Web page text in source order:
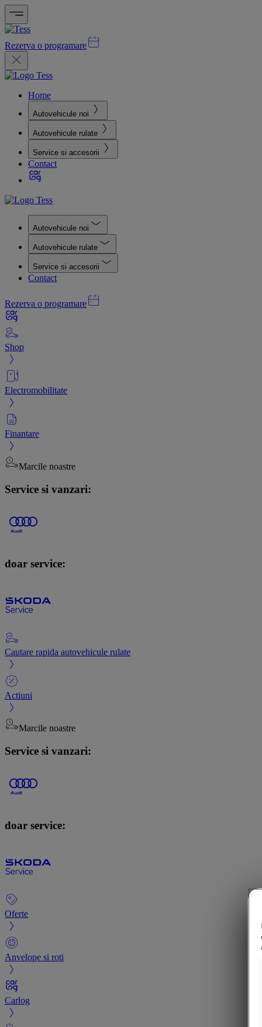
Rezerva o programare
Home
Autovehicule noi
Autovehicule rulate
Service si accesorii
Contact
Autovehicule noi
Autovehicule rulate
Service si accesorii
Contact
Rezerva o programare
Shop
Electromobilitate
Finantare
Marcile noastre
Service si vanzari:
doar service:
Cautare rapida autovehicule rulate
Actiuni
Marcile noastre
Service si vanzari:
doar service:
Oferte
Anvelope si roti
Carlog